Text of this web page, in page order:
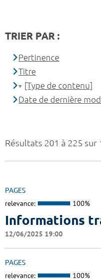
Résultats 201 à 225 sur
PAGES
relevance: 100%
Informations
12/06/2025 19:00
PAGES
relevance: 100%
TRIER PAR :
Pertinence
Titre
[Type de contenu]
Date de dernière